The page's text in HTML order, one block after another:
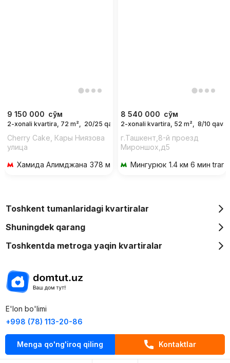
Menga qo'ng'iroq qiling Kontaktlar
9 150 000 сўм
2-xonali kvartira, 72 m², 20/25 qavat For days
Cherry Cake, Кары Ниязова
улица
Хамида Алимджана 378 м 5 мин piyoda
8 540 000 сўм
2-xonali kvartira, 52 m², 8/10 qavat
г.Ташкент,8-й проезд
Мироншох,д5
Мингурюк 1.4 км 6 мин
Toshkent tumanlaridagi kvartiralar
Shuningdek qarang
Toshkentda metroga yaqin kvartiralar
E'lon bo'limi
+998 (78) 113-20-86
+998 (93) 390-30-10
Пн-Пт. С 9:30 до 18:00